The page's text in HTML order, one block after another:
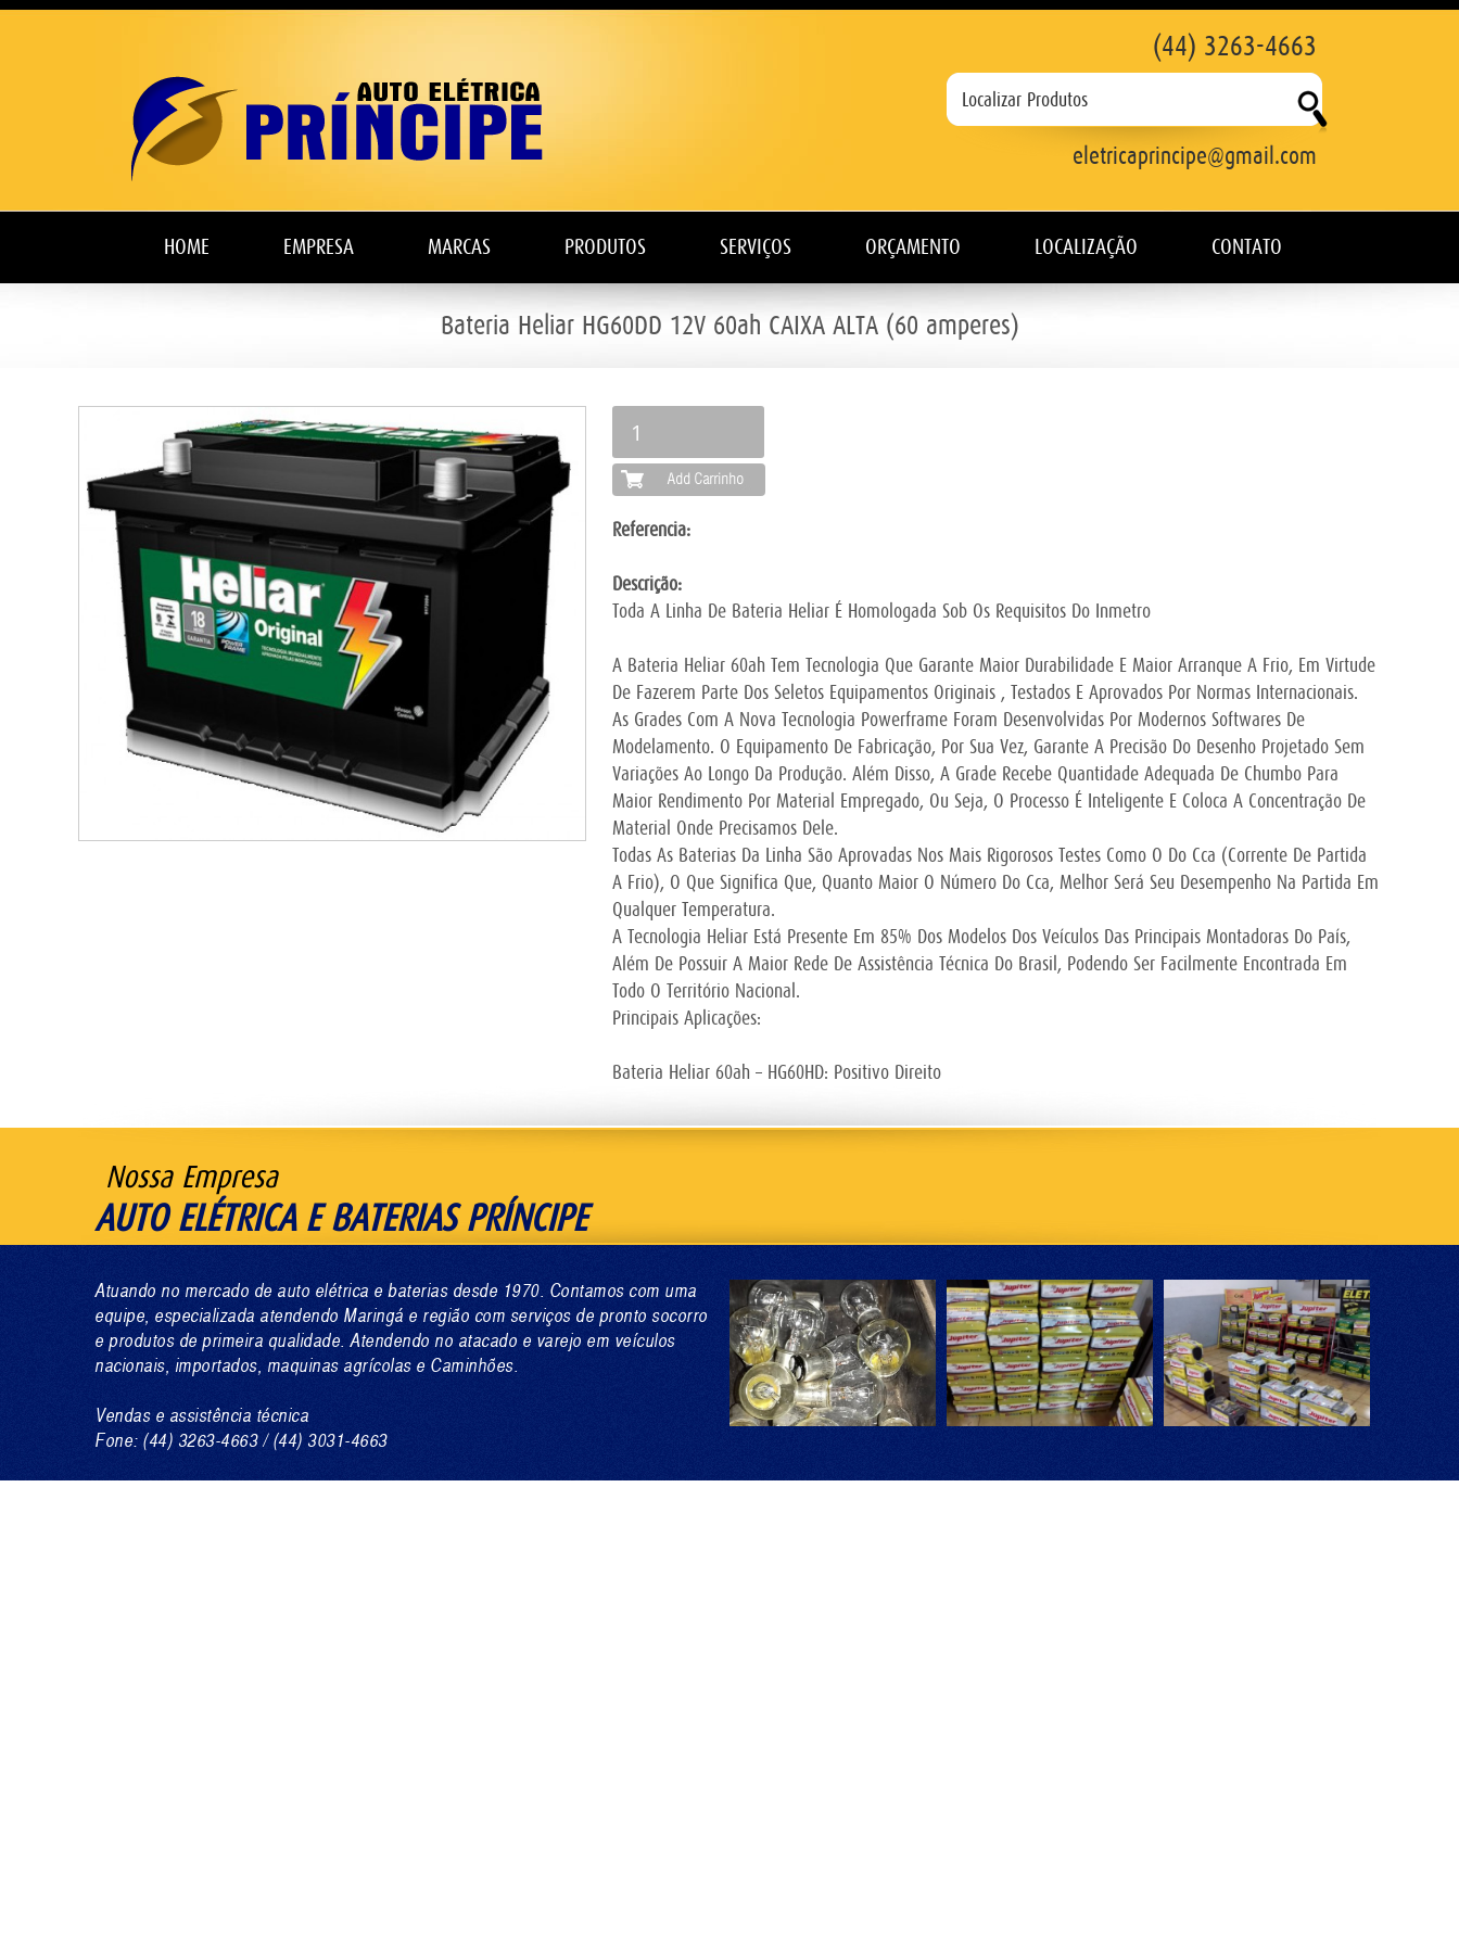
(44) 3263-4663
eletricaprincipe@gmail.com
HOME EMPRESA MARCAS PRODUTOS SERVIÇOS ORÇAMENTO LOCALIZAÇÃO CONTATO
Bateria Heliar HG60DD 12V 60ah CAIXA ALTA (60 amperes)
Referencia:
Descrição:
Toda A Linha De Bateria Heliar É Homologada Sob Os Requisitos Do Inmetro
A Bateria Heliar 60ah Tem Tecnologia Que Garante Maior Durabilidade E Maior Arranque A Frio, Em Virtude
De Fazerem Parte Dos Seletos Equipamentos Originais , Testados E Aprovados Por Normas Internacionais.
As Grades Com A Nova Tecnologia Powerframe Foram Desenvolvidas Por Modernos Softwares De
Modelamento. O Equipamento De Fabricação, Por Sua Vez, Garante A Precisão Do Desenho Projetado Sem
Variações Ao Longo Da Produção. Além Disso, A Grade Recebe Quantidade Adequada De Chumbo Para
Maior Rendimento Por Material Empregado, Ou Seja, O Processo É Inteligente E Coloca A Concentração De
Material Onde Precisamos Dele.
Todas As Baterias Da Linha São Aprovadas Nos Mais Rigorosos Testes Como O Do Cca (Corrente De Partida
A Frio), O Que Significa Que, Quanto Maior O Número Do Cca, Melhor Será Seu Desempenho Na Partida Em
Qualquer Temperatura.
A Tecnologia Heliar Está Presente Em 85% Dos Modelos Dos Veículos Das Principais Montadoras Do País,
Além De Possuir A Maior Rede De Assistência Técnica Do Brasil, Podendo Ser Facilmente Encontrada Em
Todo O Território Nacional.
Principais Aplicações:
Bateria Heliar 60ah – HG60HD: Positivo Direito
Nossa Empresa
AUTO ELÉTRICA E BATERIAS PRÍNCIPE
Atuando no mercado de auto elétrica e baterias desde 1970. Contamos com uma
equipe, especializada atendendo Maringá e região com serviços de pronto socorro
e produtos de primeira qualidade. Atendendo no atacado e varejo em veículos
nacionais, importados, maquinas agrícolas e Caminhões.
Vendas e assistência técnica
Fone: (44) 3263-4663 / (44) 3031-4663